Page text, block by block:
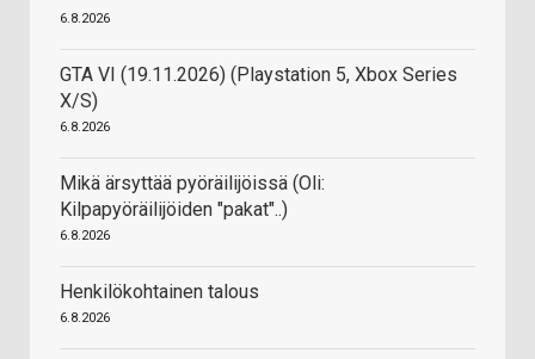
6.8.2026
GTA VI (19.11.2026) (Playstation 5, Xbox Series
X/S)
6.8.2026
Mikä ärsyttää pyöräilijöissä (Oli:
Kilpapyöräilijöiden "pakat"..)
6.8.2026
Henkilökohtainen talous
6.8.2026